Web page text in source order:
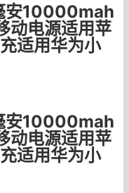
安10000mah
动电源适用苹
适用华为小
安10000mah
动电源适用苹
适用华为小